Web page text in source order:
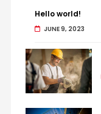
Hello world!
JUNE 9, 2023